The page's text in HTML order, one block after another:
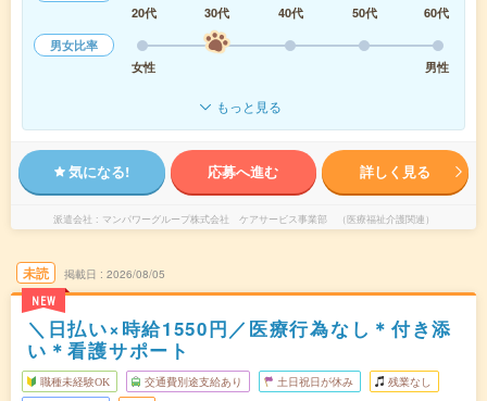
20代
30代 40代 50代
60代
男女比率
女性
男性
もっと見る
気になる! 応募へ進む 詳しく見る
派遣会社 マンパワーグループ株式会社 ケアサービス事業部 （医療福祉介護関連）
未読
NEW
掲載日 2026/08/05
＼日払い×時給1550円／医療行為なし＊付き添
い＊看護サポート
職種未経験OK 交通費別途支給あり 土日祝日が休み 残業なし